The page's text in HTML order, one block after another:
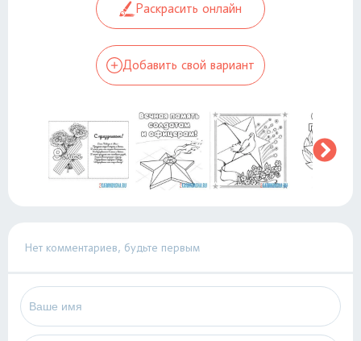
Раскрасить онлайн
Добавить свой вариант
Нет комментариев, будьте первым